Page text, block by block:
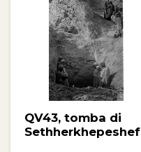
QV43, tomba di
Sethherkhepeshef